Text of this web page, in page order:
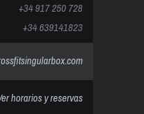
+34 917 250 728
+34 639141823
horarios y reservas